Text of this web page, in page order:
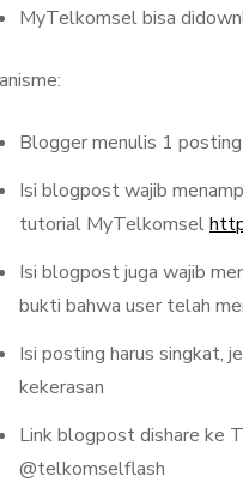
MyTelkomsel bisa
Blogger menulis 1
Isi blogpost wajib
tutorial MyTelkomsel
Isi blogpost juga wajib
bukti bahwa user telah
Isi posting harus singkat,
kekerasan
Link blogpost dishare ke
@telkomselflash